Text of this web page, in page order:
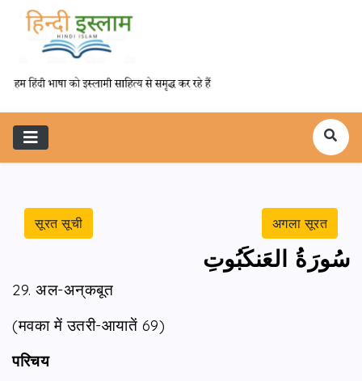
सूरत सूची अगला सूरत
سُورَةُ العَنكَبُوتِ
29. अल-अन‌्कबूत
(मवका में उतरी-आयातें 69)
परिचय